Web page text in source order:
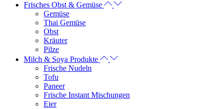
Frisches Obst & Gemüse
Gemüse
Thai Gemüse
Obst
Kräuter
Pilze
Milch & Soya Produkte
Frische Nudeln
Tofu
Paneer
Frische Instant Mischungen
Eier